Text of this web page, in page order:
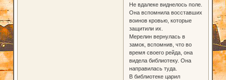
Не вдалеке виднелось поле.
Она вспомнила восставших
воинов кровью, которые
защитили их.
Мерелин вернулась в
замок, вспомнив, что во
время своего рейда, она
видела библиотеку. Она
направилась туда.
В библиотеке царил